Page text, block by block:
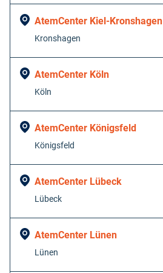
AtemCenter Kiel-Kronshagen
Kronshagen
AtemCenter Köln
Köln
AtemCenter Königsfeld
Königsfeld
AtemCenter Lübeck
Lübeck
AtemCenter Lünen
Lünen